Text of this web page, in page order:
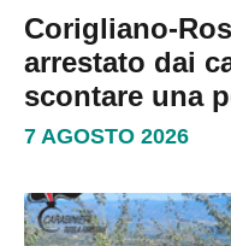
Corigliano-
arrestato dai
scontare una
7 AGOSTO 2026